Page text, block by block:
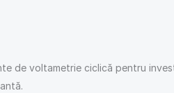
de voltametrie ciclică pentru